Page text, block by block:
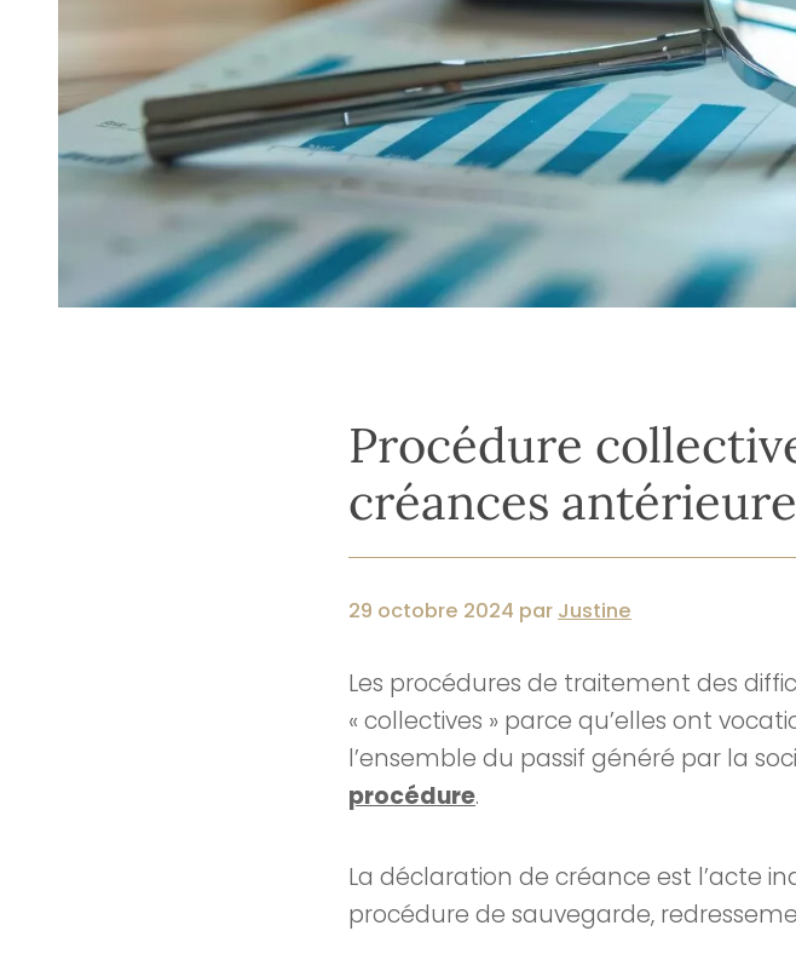
Procédure
créances
29 octobre 2024 par Justine
Les procédures de traitement des
« collectives » parce qu’elles ont
l’ensemble du passif généré par la
procédure.
La déclaration de créance est l’acte
procédure de sauvegarde,